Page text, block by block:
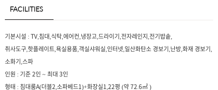
FACILITIES
기본시설 : TV,침대,식탁,에어컨,냉장고,드라이기,전자레인지,전기밥솥,
취사도구,핫플레이트,욕실용품,객실샤워실,인터넷,일산화탄소 경보기,난방,화재 경보기,
소화기,스파
인원 : 기준 2인 ~ 최대 3인
형태 : 침대룸A(더블2,소파베드1)+화장실1,22평 (약 72.6㎡ )